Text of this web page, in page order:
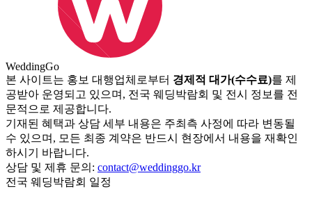
WeddingGo
본 사이트는 홍보 대행업체로부터 경제적 대가(수수료)를 제
공받아 운영되고 있으며, 전국 웨딩박람회 및 전시 정보를 전
문적으로 제공합니다.
기재된 혜택과 상담 세부 내용은 주최측 사정에 따라 변동될
수 있으며, 모든 최종 계약은 반드시 현장에서 내용을 재확인
하시기 바랍니다.
상담 및 제휴 문의: contact@weddinggo.kr
전국 웨딩박람회 일정